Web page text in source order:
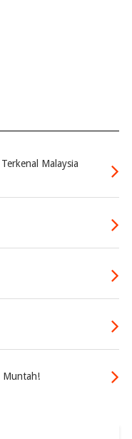
Malaysia
Muntah!